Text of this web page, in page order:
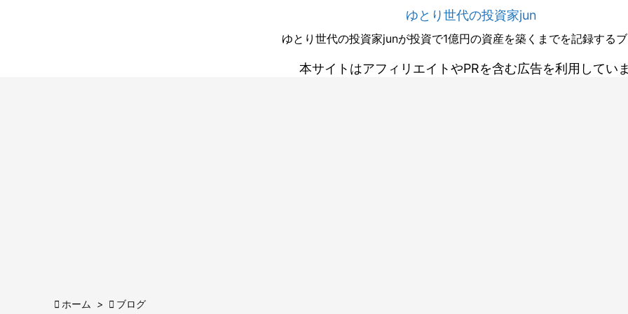
ゆとり世代の投資家jun
ゆとり世代の投資家junが投資で1億円の資産を築くまでを記録するブ
本サイトはアフィリエイトやPRを含む広告を利用してい
 ホーム >  ブログ